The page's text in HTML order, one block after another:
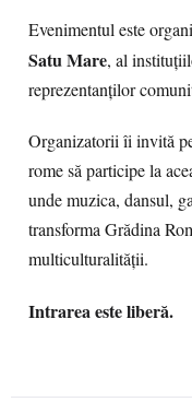
Evenimentul este
Satu Mare, al
reprezentanților
Organizatorii îi invită
rome să participe la
unde muzica, dansul,
transforma Grădina
multiculturalității.
Intrarea este liberă.